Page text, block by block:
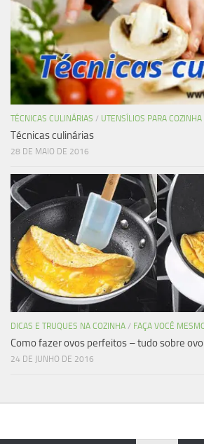
TÉCNICAS CULINÁRIAS / UTENSÍLIOS PARA COZINHA
Técnicas culinárias
28 DE MAIO DE 2016
DICAS E TRUQUES NA COZINHA / FAÇA VOCÊ
Como fazer ovos perfeitos – tudo sobre ovo
24 DE JUNHO DE 2016